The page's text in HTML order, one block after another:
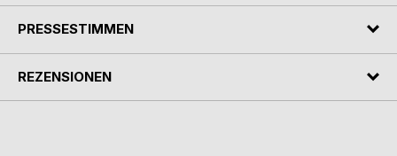
PRESSESTIMMEN
REZENSIONEN